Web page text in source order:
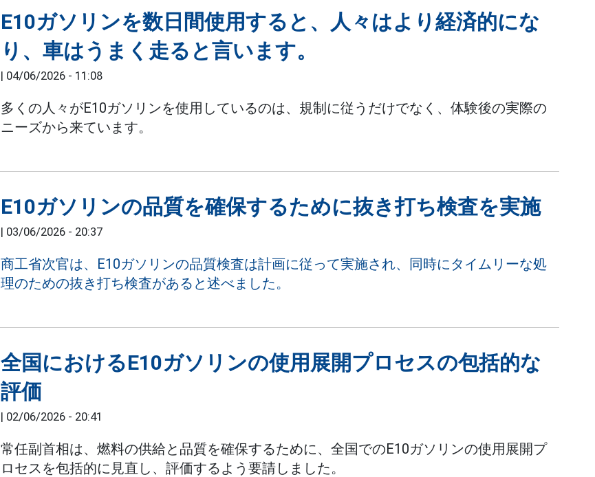
E10ガソリンを数日間使用すると、人々はより経済的にな
り、車はうまく走ると言います。
| 04/06/2026 - 11:08
多くの人々がE10ガソリンを使用しているのは、規制に従うだけでなく、体験後の実際の
ニーズから来ています。
E10ガソリンの品質を確保するために抜き打ち検査を実施
| 03/06/2026 - 20:37
商工省次官は、E10ガソリンの品質検査は計画に従って実施され、同時にタイムリーな処
理のための抜き打ち検査があると述べました。
全国におけるE10ガソリンの使用展開プロセスの包括的な
評価
| 02/06/2026 - 20:41
常任副首相は、燃料の供給と品質を確保するために、全国でのE10ガソリンの使用展開プ
ロセスを包括的に見直し、評価するよう要請しました。